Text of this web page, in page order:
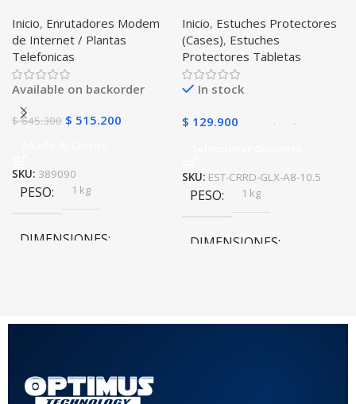
Libre Todo Operador 4G
LTE SIMCARD
Inicio, Enrutadores Modem
de Internet / Plantas
Telefonicas
Available on backorder
$645.300 $ 515.200
SKU: 389090
PESO 1 kg
DIMENSIONES
Tablet Samsung Galaxy
Tab A8 10.5 2021 – 2022
SM-x200 SM-x205 Anti
golpes con soporte
Inicio, Estuches Protectores
(Cases), Estuches
Protectores Tabletas
In stock
$ 129.900
SKU: EST-CRRD-GLX-A8-10.5
PESO 1 kg
DIMENSIONES
COLOR